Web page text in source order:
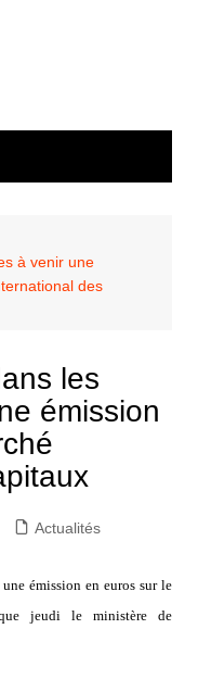
à venir une
des
les
émission
Actualités
émission en euros sur le
jeudi le ministère de